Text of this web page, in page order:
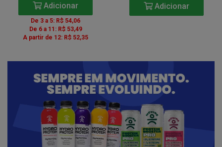
Adicionar
De 3 a 5: R$ 54,06
De 6 a 11: R$ 53,49
A partir de 12: R$ 52,35
Adicionar